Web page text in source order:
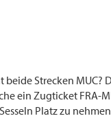
beide Strecken MUC?
ein Zugticket FRA-
Platz zu nehmen